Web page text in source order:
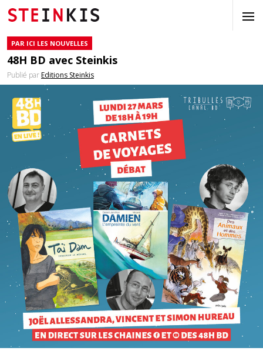
PAR ICI LES NOUVELLES
48H BD avec Steinkis
Publié parEditions Steinkis